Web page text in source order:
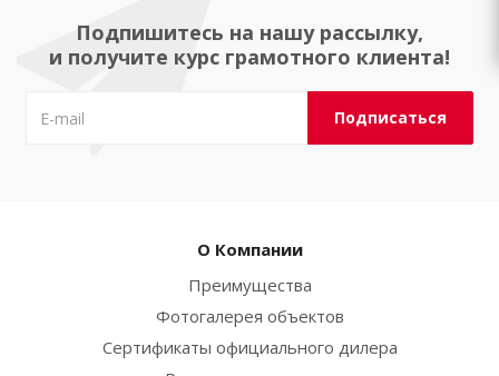
Подпишитесь на нашу рассылку,
и получите курс грамотного клиента!
О Компании
Преимущества
Фотогалерея объектов
Сертификаты официального дилера